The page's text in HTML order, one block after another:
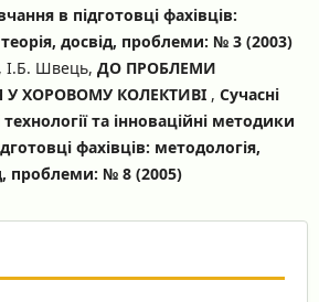
в підготовці фахівців:
досвід, проблеми: № 3 (2003)
І.Б. Швець, ДО ПРОБЛЕМИ
У ХОРОВОМУ КОЛЕКТИВІ , Сучасні
та інноваційні методики
фахівців: методологія,
проблеми: № 8 (2005)